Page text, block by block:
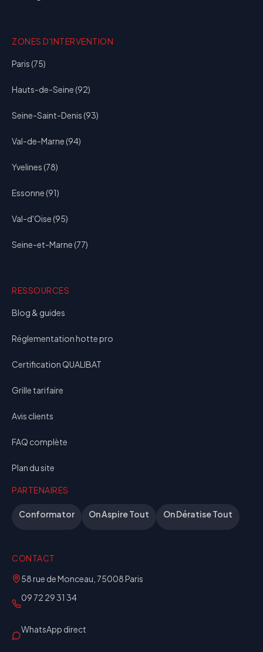
ZONES D'INTERVENTION
Paris (75)
Hauts-de-Seine (92)
Seine-Saint-Denis (93)
Val-de-Marne (94)
Yvelines (78)
Essonne (91)
Val-d'Oise (95)
Seine-et-Marne (77)
RESSOURCES
Blog & guides
Réglementation hotte pro
Certification QUALIBAT
Grille tarifaire
Avis clients
FAQ complète
Plan du site
PARTENAIRES
Conformator On Aspire Tout On Dératise Tout
CONTACT
58 rue de Monceau, 75008 Paris
09 72 29 31 34
WhatsApp direct